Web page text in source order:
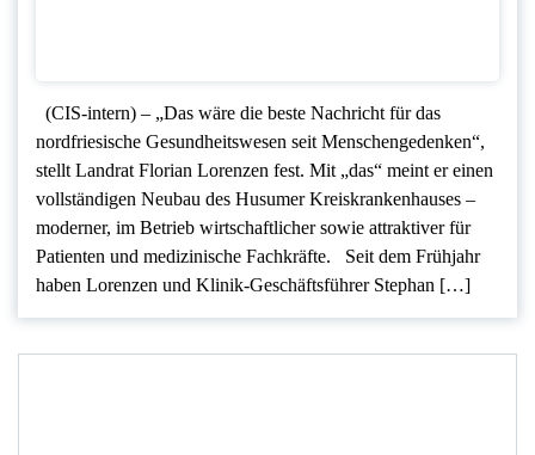
(CIS-intern) – „Das wäre die beste Nachricht für das
nordfriesische Gesundheitswesen seit Menschengedenken“,
stellt Landrat Florian Lorenzen fest. Mit „das“ meint er einen
vollständigen Neubau des Husumer Kreiskrankenhauses –
moderner, im Betrieb wirtschaftlicher sowie attraktiver für
Patienten und medizinische Fachkräfte. Seit dem Frühjahr
haben Lorenzen und Klinik-Geschäftsführer Stephan […]